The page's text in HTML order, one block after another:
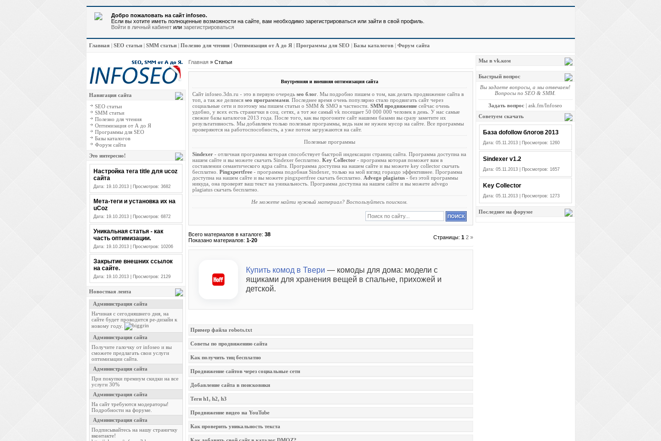
Добро пожаловать на сайт infoseo.
Если вы хотите иметь полноценные возможности на сайте, вам необходимо зарегистрироваться или зайти в свой профиль.
Войти в личный кабинетили зарегистрироваться
Главная| SEO статьи| SMM статьи| Полезно для чтения| Оптимизация от А до Я| Программы для SEO | Базы каталогов| Форум сайта
Навигация сайта
SEO статьи
SMM статьи
Полезно для чтения
Оптимизация от А до Я
Программы для SEO
Базы каталогов
Форум сайта
Это интересно!
Настройка тега title для ucoz
сайта
Дата: 19.10.2013 | Просмотров: 3682
Мета-теги и установка их на
uCoz
Дата: 19.10.2013 | Просмотров: 6872
Уникальная статья - как
часть оптимизации.
Дата: 19.10.2013 | Просмотров: 10206
Закрытие внешних ссылок
на сайте.
Дата: 19.10.2013 | Просмотров: 2129
Новостная лента
Мы в vk.ком
Быстрый вопрос
Вы задаете вопросы, а мы отвечаем!
Вопросы по SEO & SMM.
Задать вопрос | ask.fm/Infoseo
Советуем скачать
База dofollow блогов 2013
Дата: 05.11.2013 | Просмотров: 1260
Sindexer v1.2
Дата: 05.11.2013 | Просмотров: 1657
Key Collector
Дата: 05.11.2013 | Просмотров: 1273
Последнее на форуме
Главная» Статьи
Внутренняя и внешняя оптимизация сайта
Сайт infoseo.3dn.ru - это в первую очередь seo блог. Мы подробно пишем о том, как делать продвижение сайта в
топ, а так же делимся seo программами. Последнее время очень популярно стало продвигать сайт через
социальные сети и поэтому мы пишем статьи о SMM & SMO в частности. SMM продвижениесейчас очень
удобно, у всех есть странички в соц. сетях, а тот же самый vk посещает 50 000 000 человек в день. У нас самые
свежие базы каталогов 2013 года. После того, как вы прогоните сайт нашими базами вы сразу заметите их
результативность. Мы добавляем только полезные программы, ведь нам не нужен мусор на сайте. Все программы
проверяются на работоспособность, а уже потом загружаются на сайт.
Полезные программы
Sindexer- отличная программа которая способствует быстрой индексации страниц сайта. Программа доступна на
нашем сайте и вы можете скачать Sindexer бесплатно. Key Collector- программа которая поможет вам в
составлении семантического ядра сайта. Программа доступна на нашем сайте и вы можете key collector скачать
бесплатно. Pingxpertfree- программа подобная Sindexer, только на мой взгляд гораздо эффективнее. Программа
доступна на нашем сайте и вы можете pingxpertfree скачать бесплатно.
Advego plagiatus- без этой программы
никуда, она проверят ваш текст на уникальность. Программа доступна на нашем сайте и вы можете advego
plagiatus скачать бесплатно.
Не можете найти нужный материал? Воспользуйтесь поиском.
Всего материалов в каталоге: 38
Показано материалов: 1-20 Страницы: 1 2 »
Купить комод в Твери — комоды для дома: модели с
ящиками для хранения вещей в спальне, прихожей и
детской.
Пример файла robots.txt
Советы по продвижению сайта
Как получить тиц бесплатно
Продвижение сайтов через социальные сети
Добавление сайта в поисковики
Теги h1, h2, h3
Продвижение видео на YouTube
Как проверить уникальность текста